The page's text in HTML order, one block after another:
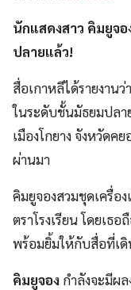
นักแสดงสาว คิมยูจ
ปลายแล้ว!
สื่อเกาหลีได้รายงานว่า
ในระดับชั้นมัธยมปลา
เมืองโกยาง จังหวัดค
ผ่านมา
คิมยูจองสวมชุดเครื่อ
ตราโรงเรียน โดยเธ
พร้อมยิ้มให้กับสื่อที่เดิ
คิมยูจอง กำลังจะมีผ